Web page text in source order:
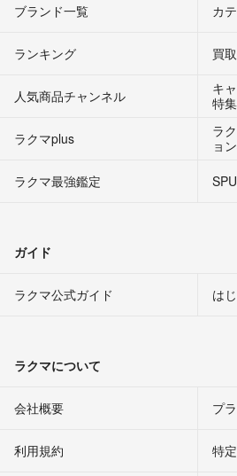
ブランド一覧 カ
ランキング 買
人気商品チャンネル
キ
特集
ラクマplus
ラ
ョ
ラクマ最強鑑定
SPU
ガイド
ラクマ公式ガイド は
ラクマについて
会社概要 プ
利用規約 特